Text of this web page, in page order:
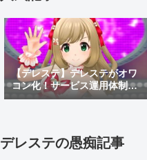
【デレステ】デレステがオワ
コン化！サービス運用体制変
更でサ終秒読み開始！デレス
デレステの愚痴記事